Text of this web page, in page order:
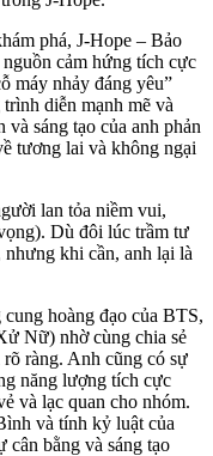
phá, J-Hope – Bảo
cảm hứng tích cực
máy nhảy đáng yêu”
diễn mạnh mẽ và
sáng tạo của anh phản
tương lai và không ngại
lan tỏa niềm vui,
Dù đôi lúc trầm tư
khi cần, anh lại là
hoàng đạo của BTS,
Nữ) nhờ cùng chia sẻ
ràng. Anh cũng có sự
năng lượng tích cực
và lạc quan cho nhóm.
và tính kỷ luật của
bằng và sáng tạo